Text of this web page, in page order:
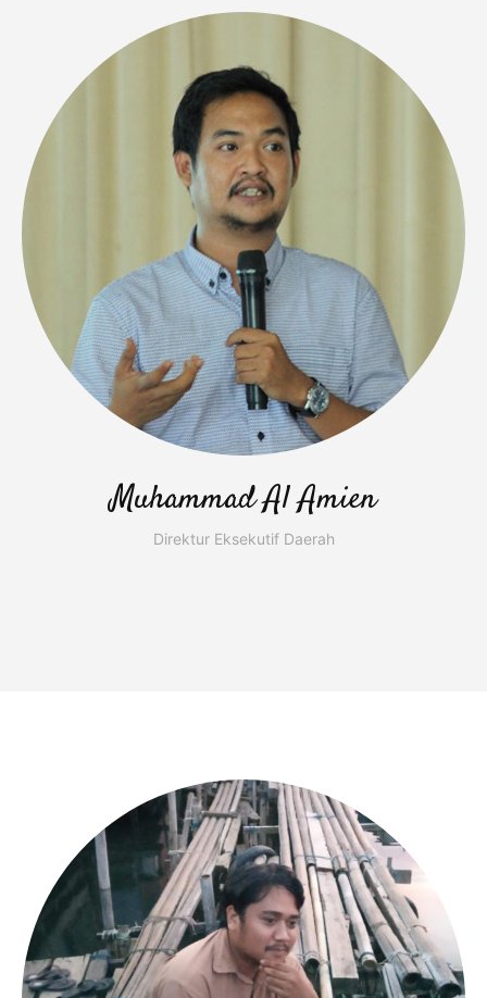
Muhammad Al Amien
Direktur Eksekutif Daerah